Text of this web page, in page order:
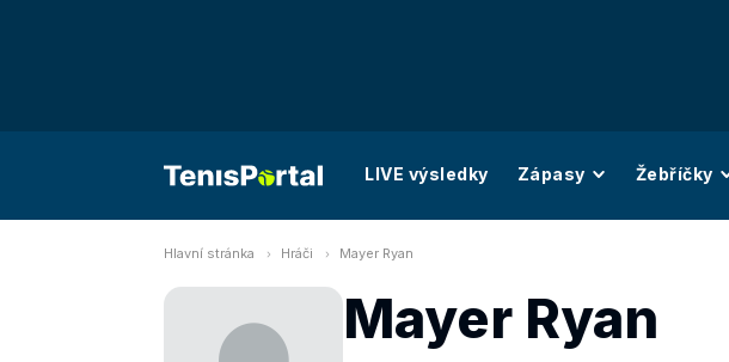
LIVE výsledky Zápasy Žebříčky
Hlavní stránka Hráči Mayer Ryan
Mayer Ryan